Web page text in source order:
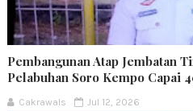
Pembangunan Atap Jembatan
Pelabuhan Soro Kempo Capai
Cakrawals Jul 12, 2026